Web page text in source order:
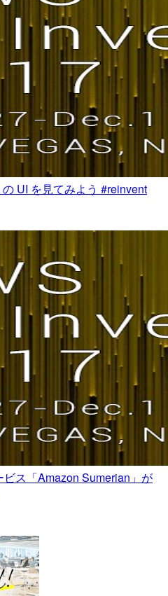
の UI を見てみよう #reinvent
ス「Amazon Sumerian」が